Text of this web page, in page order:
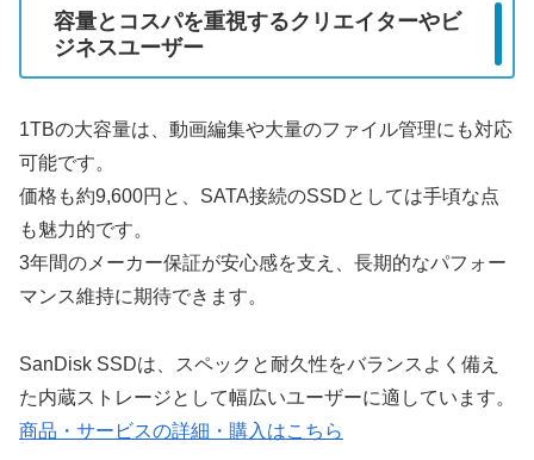
容量とコスパを重視するクリエイターやビ
ジネスユーザー
1TBの大容量は、動画編集や大量のファイル管理にも対応
可能です。
価格も約9,600円と、SATA接続のSSDとしては手頃な点
も魅力的です。
3年間のメーカー保証が安心感を支え、長期的なパフォー
マンス維持に期待できます。
SanDisk SSDは、スペックと耐久性をバランスよく備え
た内蔵ストレージとして幅広いユーザーに適しています。
商品・サービスの詳細・購入はこちら